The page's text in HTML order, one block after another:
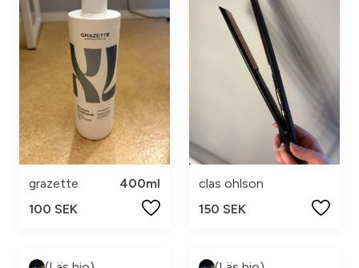
grazette
400ml
100 SEK
clas ohlson
150 SEK